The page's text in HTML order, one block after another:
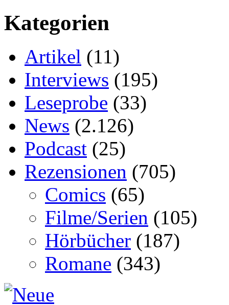
Kategorien
Artikel (11)
Interviews (195)
Leseprobe (33)
News (2.126)
Podcast (25)
Rezensionen (705)
Comics (65)
Filme/Serien (105)
Hörbücher (187)
Romane (343)